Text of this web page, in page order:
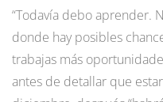
“Todavía debo aprender.
donde hay posibles
trabajas más
antes de detallar que